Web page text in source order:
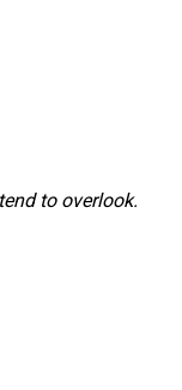
to overlook.